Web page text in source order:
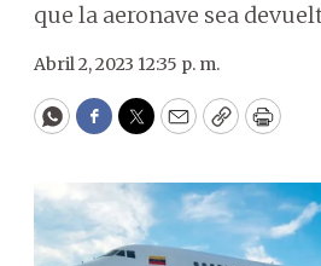
que la aeronave sea
Abril 2, 2023 12:35 p. m.
WhatsApp
Facebook
Twitter
EmailCopyPrint